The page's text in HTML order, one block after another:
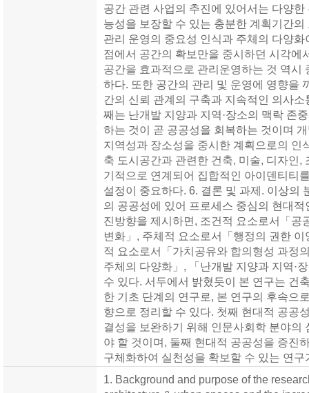
공간 관련 사업의 추진에 있어서는 다양
능성을 보장할 수 있는 충분한 계획기간
관리 운영의 중요성 인식과 주체의 다양
점에서 공간의 확보만을 중시하던 시각에
공간을 효과적으로 관리운영하는 것 역시
하다. 또한 공간의 관리 및 운영에 영향을
간의 신뢰 관계의 구축과 지속적인 의사
째는 난개발 지양과 지역·장소의 맥락 존
하는 것이 곧 공공성을 회복하는 것이며
지역성과 장소성을 중시한 계획으로의 인
축 도시공간과 관련한 건축, 미술, 디자인,
기적으로 연계되어 집합적인 아이덴티티
설정이 중요하다. 6. 결론 및 과제. 이상의
의 공공성에 있어 프로세스 중심의 현대
진방향을 제시하면, 조건적 요소로서「공
변화」, 주체적 요소로서「행정의 권한
적 요소로서「가치공유와 합의형성 과정
주체의 다양화」, 「난개발 지양과 지역·
수 있다. 서두에서 밝혔듯이 본 연구는 건
한 기초 단계의 연구로, 본 연구의 후속으
향으로 정리할 수 있다. 첫째 현대적 공공
결성을 보완하기 위해 인문사회학 분야의
야 할 것이며, 둘째 현대적 공공성을 증진
구체화하여 실천성을 확보할 수 있는 연
1. Background and purpose of the